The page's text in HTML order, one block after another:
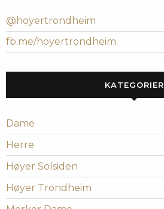
@hoyertrondheim
fb.me/hoyertrondheim
KATEGORIER
Dame
Herre
Høyer Solsiden
Høyer Trondheim